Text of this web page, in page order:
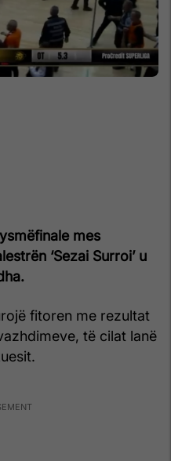
mes
‘Sezai Surroi’ u
fitoren me rezultat
të cilat lanë